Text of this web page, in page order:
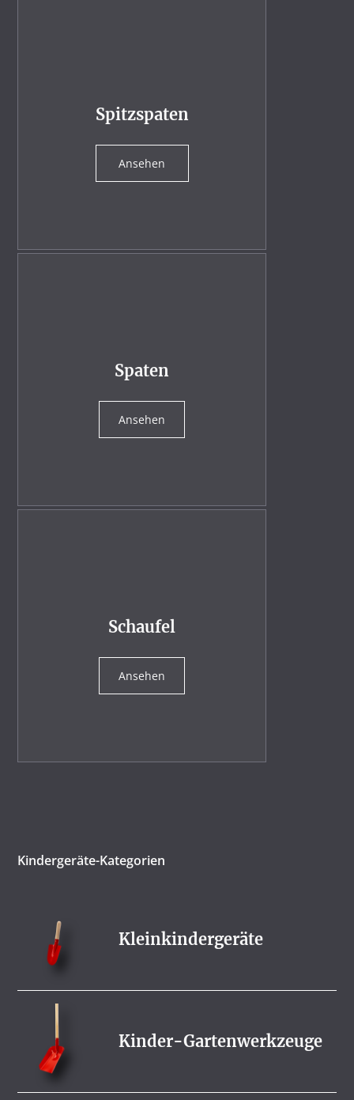
Spitzspaten
Ansehen
Spaten
Ansehen
Schaufel
Ansehen
Kindergeräte-Kategorien
Kleinkindergeräte
Kinder-Gartenwerkzeuge